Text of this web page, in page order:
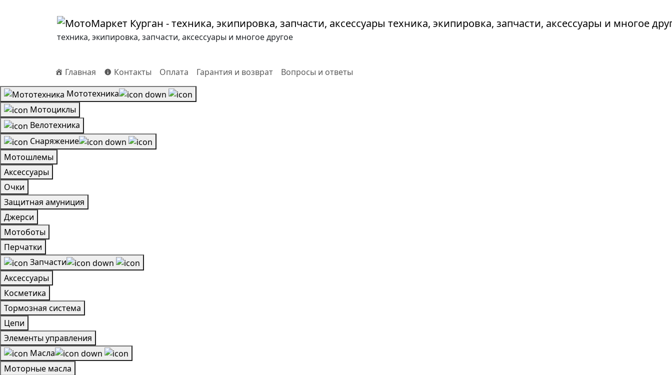
техника, экипировка, запчасти, аксессуары и многое другое
Главная Контакты Оплата Гарантия и возврат
Вопросы и ответы
Мототехника
Мотоциклы
Велотехника
Снаряжение
Мотошлемы
Аксессуары
Очки
Защитная амуниция
Джерси
Мотоботы
Перчатки
Запчасти
Аксессуары
Косметика
Тормозная система
Цепи
Элементы управления
Масла
Моторные масла